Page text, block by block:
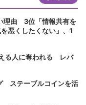
理由 3位「情報共有を
悪くしたくない」、1
る人に奪われる レバ
ステーブルコインを活